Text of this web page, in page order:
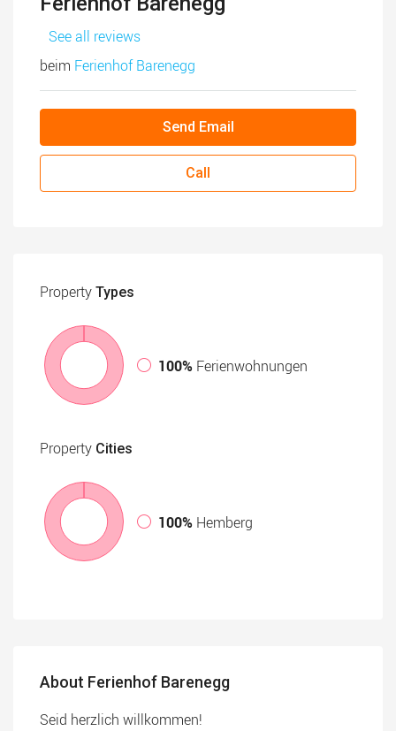
See all reviews
beim Ferienhof Barenegg
Send Email
Call
Property Types
100% Ferienwohnungen
Property Cities
100% Hemberg
About Ferienhof Barenegg
Seid herzlich willkommen!